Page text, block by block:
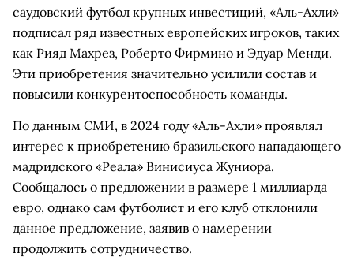
саудовский футбол крупных инвестиций, «Аль-Ахли»
подписал ряд известных европейских игроков, таких
как Рияд Махрез, Роберто Фирмино и Эдуар Менди.
Эти приобретения значительно усилили состав и
повысили конкурентоспособность команды.
По данным СМИ, в 2024 году «Аль-Ахли» проявлял
интерес к приобретению бразильского нападающего
мадридского «Реала» Винисиуса Жуниора.
Сообщалось о предложении в размере 1 миллиарда
евро, однако сам футболист и его клуб отклонили
данное предложение, заявив о намерении
продолжить сотрудничество.